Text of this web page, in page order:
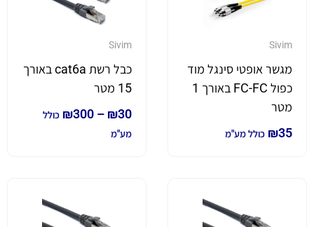
Sivim
מגשר אופטי סינגל מוד
כפול FC-FC באורך 1
מטר
₪35 כולל מע"מ
Sivim
כבל רשת cat6a באורך
15 מטר
₪30
–
₪300
כולל
מע"מ